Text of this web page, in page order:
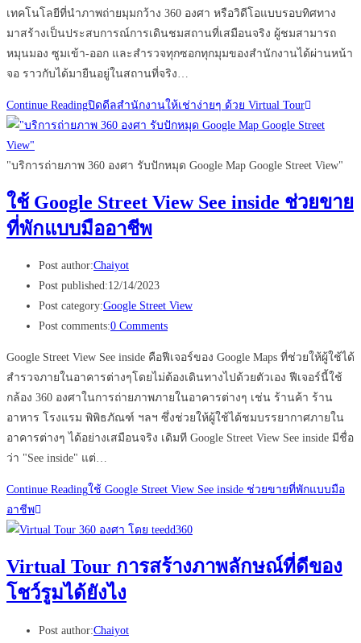
เทคโนโลยีที่นำภาพถ่ายมุมกว้าง 360 องศา หรือวิดีโอแบบรอบทิศทาง
มาสร้างเป็นประสบการณ์การเดินชมสถานที่เสมือนจริง ผู้ชมสามารถ
หมุนมอง ซูมเข้า-ออก และสำรวจทุกซอกทุกมุมของสำนักงานได้ผ่านหน้า
จอ ราวกับได้มายืนอยู่ในสถานที่จริง…
Continue Readingปิดดีลสำนักงานให้เช่าง่ายๆ ด้วย Virtual Tour
"บริการถ่ายภาพ 360 องศา รับปักหมุด Google Map Google Street View"
ใช้ Google Street View See inside ช่วยขาย
ที่พักแบบมืออาชีพ
Post author:Chaiyot
Post published:12/14/2023
Post category:Google Street View
Post comments:0 Comments
Google Street View See inside คือฟีเจอร์ของ Google Maps ที่ช่วยให้ผู้ใช้ได้
สำรวจภายในอาคารต่างๆโดยไม่ต้องเดินทางไปด้วยตัวเอง ฟีเจอร์นี้ใช้
กล้อง 360 องศาในการถ่ายภาพภายในอาคารต่างๆ เช่น ร้านค้า ร้าน
อาหาร โรงแรม พิพิธภัณฑ์ ฯลฯ ซึ่งช่วยให้ผู้ใช้ได้ชมบรรยากาศภายใน
อาคารต่างๆ ได้อย่างเสมือนจริง เดิมที Google Street View See inside มีชื่อ
ว่า "See inside" แต่…
Continue Readingใช้ Google Street View See inside ช่วยขายที่พักแบบมือ
อาชีพ
Virtual Tour การสร้างภาพลักษณ์ที่ดีของ
โชว์รูมได้ยังไง
Post author:Chaiyot